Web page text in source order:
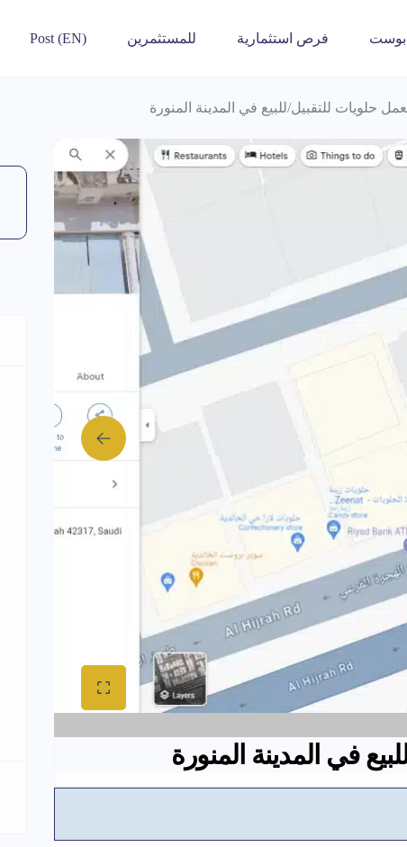
بوست فرص استثمارية للمستثمرين Post (EN)
حلويات للتقبيل/للبيع في المدينة المنورة
في المدينة المنورة